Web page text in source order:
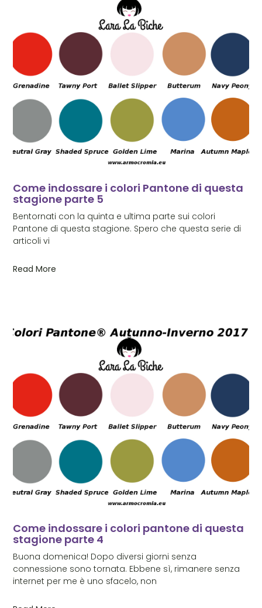
Come indossare i colori Pantone di questa
stagione parte 5
Bentornati con la quinta e ultima parte sui colori
Pantone di questa stagione. Spero che questa serie di
articoli vi
Read More
Come indossare i colori pantone di questa
stagione parte 4
Buona domenica! Dopo diversi giorni senza
connessione sono tornata. Ebbene sì, rimanere senza
internet per me è uno sfacelo, non